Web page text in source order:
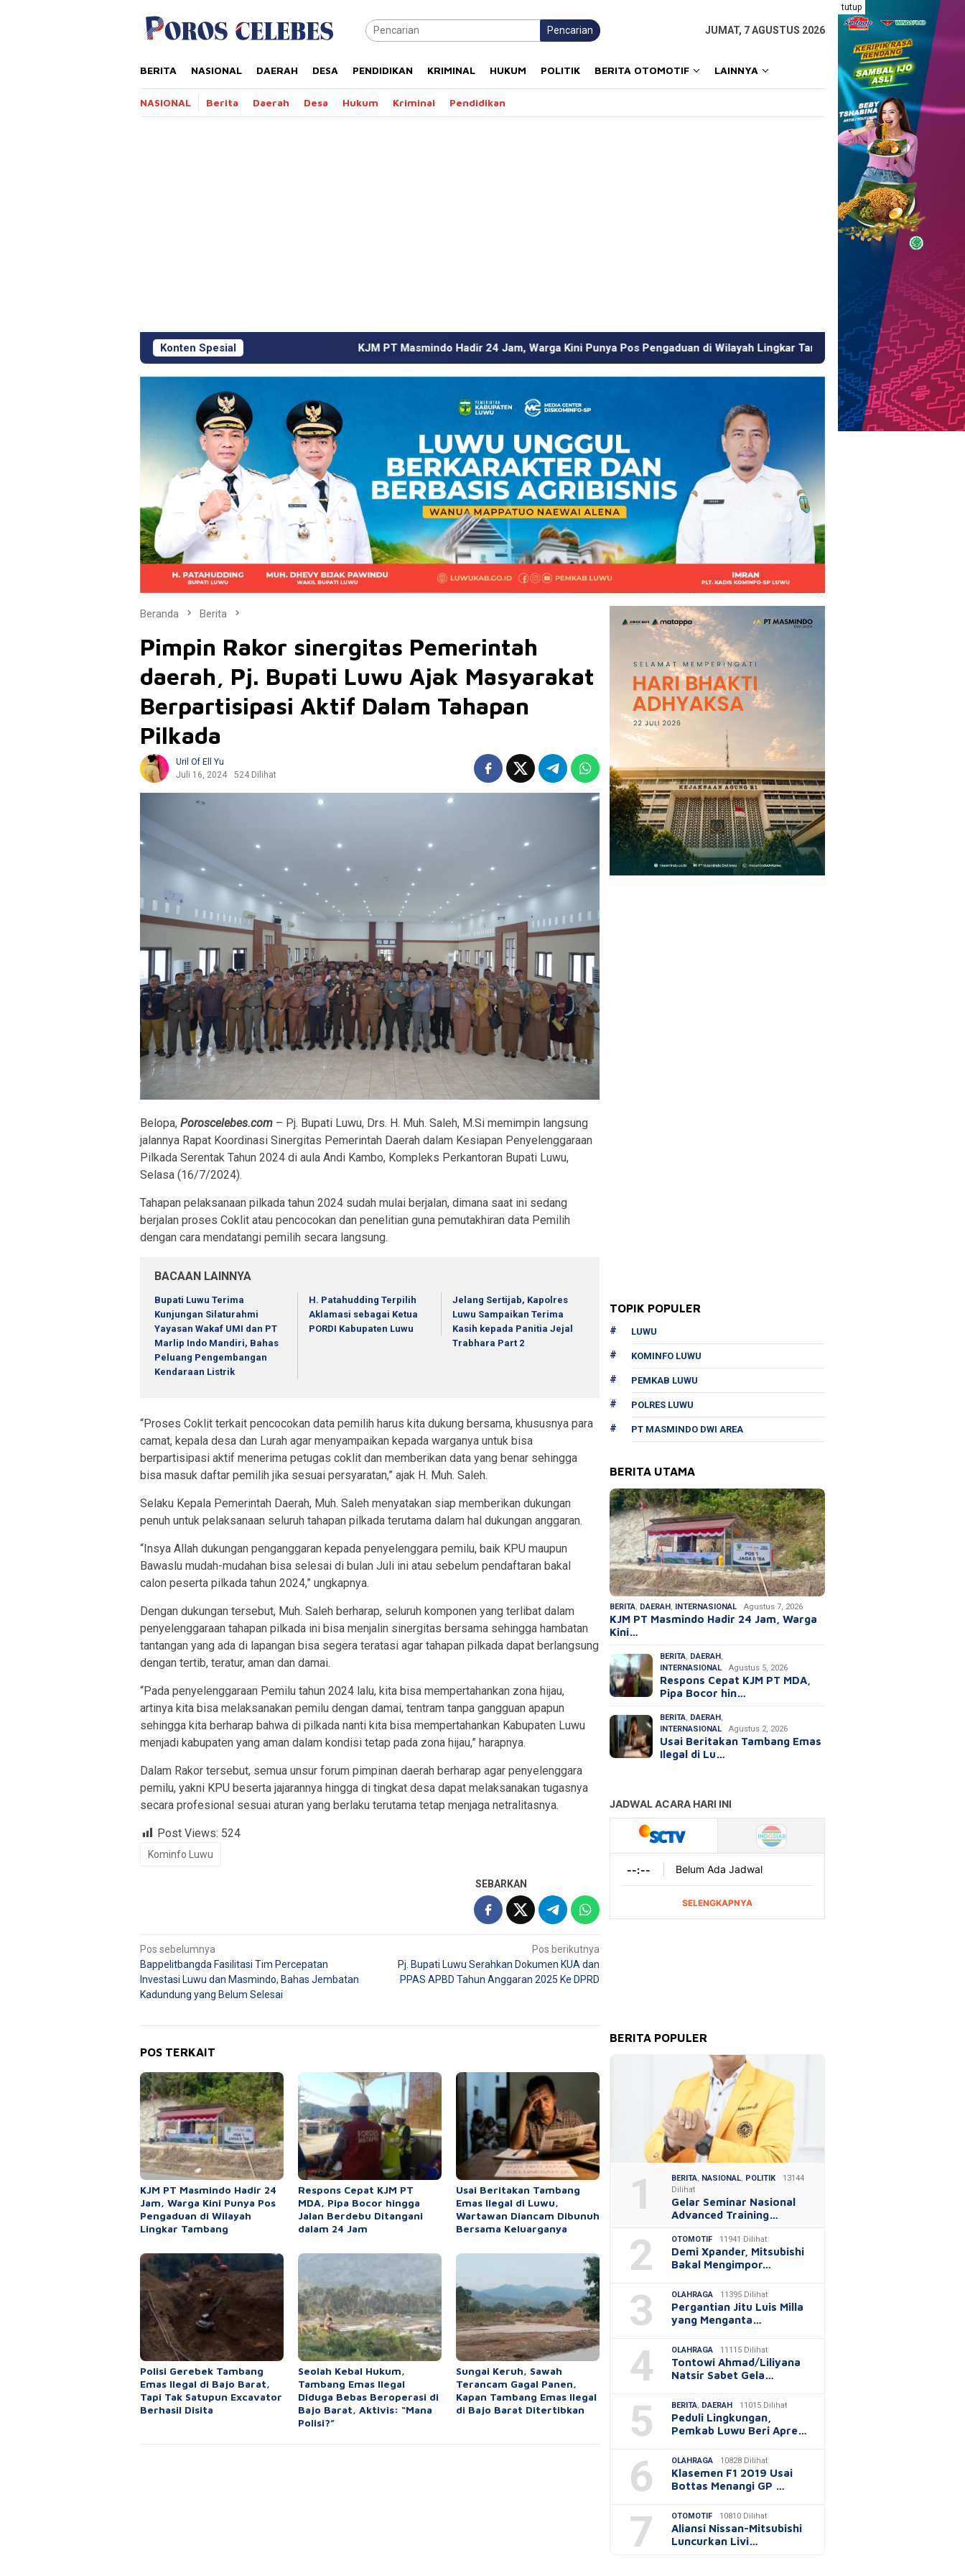
tutup
Pencarian JUMAT, 7 AGUSTUS 2026
BERITA NASIONAL DAERAH DESA PENDIDIKAN KRIMINAL HUKUM POLITIK BERITA OTOMOTIF LAINNYA
NASIONAL Berita Daerah Desa Hukum Kriminal Pendidikan
Konten SpesialKJM PT Masmindo Hadir 24 Jam, Warga Kini Punya Pos Pengaduan di Wilayah Lingkar Tambang Respons Cepat KJM PT MDA, Pipa Bocor
Beranda Berita
Pimpin Rakor sinergitas Pemerintah
daerah, Pj. Bupati Luwu Ajak Masyarakat
Berpartisipasi Aktif Dalam Tahapan
Pilkada
Uril Of Ell Yu
Juli 16, 2024
524 Dilihat
Belopa, Poroscelebes.com – Pj. Bupati Luwu, Drs. H. Muh. Saleh, M.Si memimpin langsung
jalannya Rapat Koordinasi Sinergitas Pemerintah Daerah dalam Kesiapan Penyelenggaraan
Pilkada Serentak Tahun 2024 di aula Andi Kambo, Kompleks Perkantoran Bupati Luwu,
Selasa (16/7/2024).
Tahapan pelaksanaan pilkada tahun 2024 sudah mulai berjalan, dimana saat ini sedang
berjalan proses Coklit atau pencocokan dan penelitian guna pemutakhiran data Pemilih
dengan cara mendatangi pemilih secara langsung.
BACAAN LAINNYA
Bupati Luwu Terima
Kunjungan Silaturahmi
Yayasan Wakaf UMI dan PT
Marlip Indo Mandiri, Bahas
Peluang Pengembangan
Kendaraan Listrik
H. Patahudding Terpilih
Aklamasi sebagai Ketua
PORDI Kabupaten Luwu
Jelang Sertijab, Kapolres
Luwu Sampaikan Terima
Kasih kepada Panitia Jejal
Trabhara Part 2
“Proses Coklit terkait pencocokan data pemilih harus kita dukung bersama, khususnya para
camat, kepala desa dan Lurah agar menyampaikan kepada warganya untuk bisa
berpartisipasi aktif menerima petugas coklit dan memberikan data yang benar sehingga
bisa masuk daftar pemilih jika sesuai persyaratan,” ajak H. Muh. Saleh.
Selaku Kepala Pemerintah Daerah, Muh. Saleh menyatakan siap memberikan dukungan
penuh untuk pelaksanaan seluruh tahapan pilkada terutama dalam hal dukungan anggaran.
“Insya Allah dukungan penganggaran kepada penyelenggara pemilu, baik KPU maupun
Bawaslu mudah-mudahan bisa selesai di bulan Juli ini atau sebelum pendaftaran bakal
calon peserta pilkada tahun 2024,” ungkapnya.
Dengan dukungan tersebut, Muh. Saleh berharap, seluruh komponen yang terlibat dalam
penyelenggaraan tahapan pilkada ini bisa menjalin sinergitas bersama sehingga hambatan
tantangan yang ada di lapangan bisa segera teratasi agar tahapan pilkada dapat berlangsung
dengan tertib, teratur, aman dan damai.
“Pada penyelenggaraan Pemilu tahun 2024 lalu, kita bisa mempertahankan zona hijau,
artinya kita bisa melaksanakan pemilu dengan damai, tentram tanpa gangguan apapun
sehingga kita berharap bahwa di pilkada nanti kita bisa mempertahankan Kabupaten Luwu
menjadi kabupaten yang aman dalam kondisi tetap pada zona hijau,” harapnya.
Dalam Rakor tersebut, semua unsur forum pimpinan daerah berharap agar penyelenggara
pemilu, yakni KPU beserta jajarannya hingga di tingkat desa dapat melaksanakan tugasnya
secara profesional sesuai aturan yang berlaku terutama tetap menjaga netralitasnya.
Post Views: 524
Kominfo Luwu
SEBARKAN
Navigasi
pos
Pos sebelumnya
Bappelitbangda Fasilitasi Tim Percepatan
Investasi Luwu dan Masmindo, Bahas Jembatan
Kadundung yang Belum Selesai
Pos berikutnya
Pj. Bupati Luwu Serahkan Dokumen KUA dan
PPAS APBD Tahun Anggaran 2025 Ke DPRD
POS TERKAIT
KJM PT Masmindo Hadir 24
Jam, Warga Kini Punya Pos
Pengaduan di Wilayah
Lingkar Tambang
Respons Cepat KJM PT
MDA, Pipa Bocor hingga
Jalan Berdebu Ditangani
dalam 24 Jam
Usai Beritakan Tambang
Emas Ilegal di Luwu,
Wartawan Diancam Dibunuh
Bersama Keluarganya
Polisi Gerebek Tambang
Emas Ilegal di Bajo Barat,
Tapi Tak Satupun Excavator
Berhasil Disita
Seolah Kebal Hukum,
Tambang Emas Ilegal
Diduga Bebas Beroperasi di
Bajo Barat, Aktivis: “Mana
Polisi?”
Sungai Keruh, Sawah
Terancam Gagal Panen,
Kapan Tambang Emas Ilegal
di Bajo Barat Ditertibkan
TOPIK POPULER
LUWU
KOMINFO LUWU
PEMKAB LUWU
POLRES LUWU
PT MASMINDO DWI AREA
BERITA UTAMA
BERITA, DAERAH, INTERNASIONAL Agustus 7, 2026
KJM PT Masmindo Hadir 24 Jam, Warga
Kini…
BERITA, DAERAH,
INTERNASIONAL
Agustus 5, 2026
Respons Cepat KJM PT MDA,
Pipa Bocor hin…
BERITA, DAERAH,
INTERNASIONAL
Agustus 2, 2026
Usai Beritakan Tambang Emas
Ilegal di Lu…
BERITA POPULER
1 BERITA NASIONAL POLITIK
13144
Dilihat
Gelar Seminar Nasional
Advanced Training…
2 OTOMOTIF 11941 Dilihat
Demi Xpander, Mitsubishi
Bakal Mengimpor…
3 OLAHRAGA 11395 Dilihat
Pergantian Jitu Luis Milla
yang Menganta…
4 OLAHRAGA 11115 Dilihat
Tontowi Ahmad/Liliyana
Natsir Sabet Gela…
5 BERITA DAERAH 11015 Dilihat
Peduli Lingkungan,
Pemkab Luwu Beri Apre…
6 OLAHRAGA 10828 Dilihat
Klasemen F1 2019 Usai
Bottas Menangi GP …
7 OTOMOTIF 10810 Dilihat
Aliansi Nissan-Mitsubishi
Luncurkan Livi…